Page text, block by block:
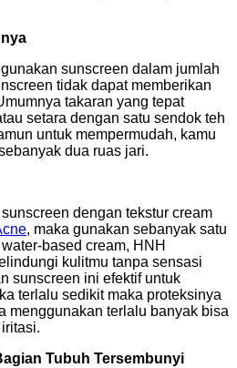
sunscreen dalam jumlah
tidak dapat memberikan
takaran yang tepat
setara dengan satu sendok teh
untuk mempermudah, kamu
dua ruas jari.
dengan tekstur cream
, maka gunakan sebanyak satu
based cream, HNH
kulitmu tanpa sensasi
sunscreen ini efektif untuk
terlalu sedikit maka proteksinya
menggunakan terlalu banyak bisa
Tubuh Tersembunyi